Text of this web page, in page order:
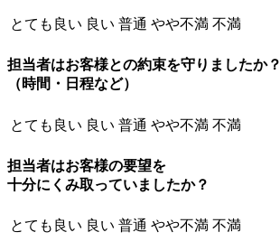
とても良い 良い 普通 やや不満 不満
担当者はお客様との約束を守りましたか？
（時間・日程など）
とても良い 良い 普通 やや不満 不満
担当者はお客様の要望を
十分にくみ取っていましたか？
とても良い 良い 普通 やや不満 不満